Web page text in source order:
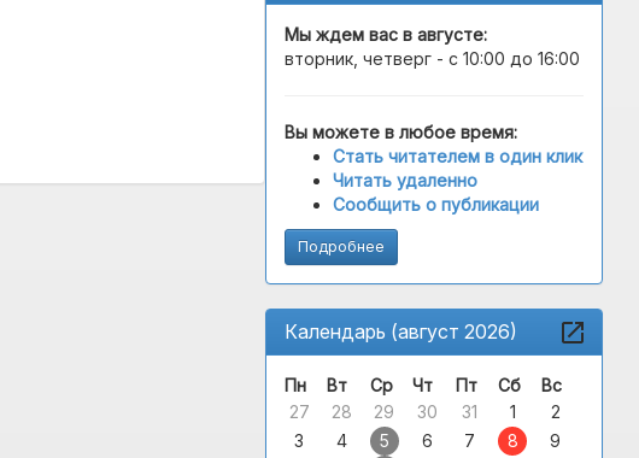
Мы ждем вас в августе:
вторник, четверг - с 10:00 до 16:00
Вы можете в любое время:
Стать читателем в один клик
Читать удаленно
Сообщить о публикации
Подробнее
Календарь (август 2026)
Пн Вт Ср Чт Пт Сб
Вс
27
28 29 30 31 1
2
3
4 5 6 7 8
9